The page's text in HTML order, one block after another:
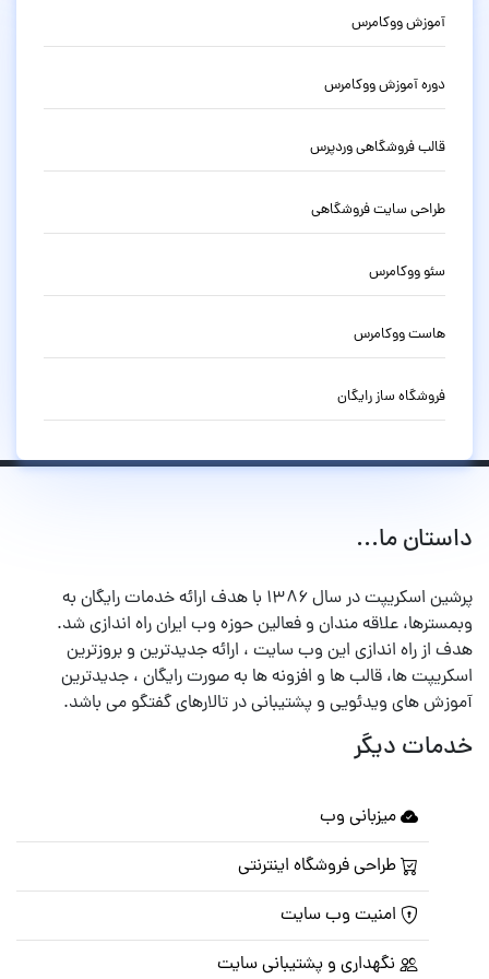
آموزش ووکامرس
دوره آموزش ووکامرس
قالب فروشگاهی وردپرس
طراحی سایت فروشگاهی
سئو ووکامرس
هاست ووکامرس
فروشگاه ساز رایگان
داستان ما...
پرشین اسکریپت در سال ۱۳۸۶ با هدف ارائه خدمات رایگان به
وبمسترها، علاقه مندان و فعالین حوزه وب ایران راه اندازی شد.
هدف از راه اندازی این وب سایت ، ارائه جدیدترین و بروزترین
اسکریپت ها، قالب ها و افزونه ها به صورت رایگان ، جدیدترین
آموزش های ویدئویی و پشتیبانی در تالارهای گفتگو می باشد.
خدمات دیگر
میزبانی وب
طراحی فروشگاه اینترنتی
امنیت وب سایت
نگهداری و پشتیبانی سایت